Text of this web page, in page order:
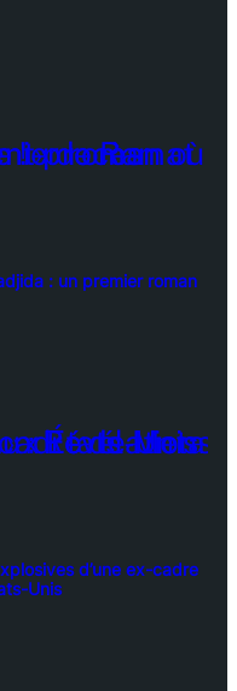
: un premier roman
d’une ex-cadre
Unis